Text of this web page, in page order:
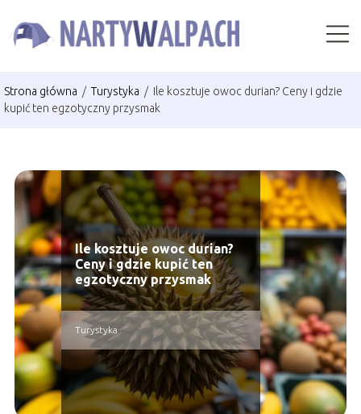
Strona główna / Turystyka / Ile kosztuje owoc durian? Ceny i gdzie
kupić ten egzotyczny przysmak
Ile kosztuje owoc durian?
Ceny i gdzie kupić ten
egzotyczny przysmak
Turystyka